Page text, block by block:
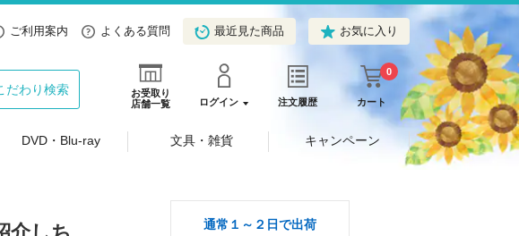
ご利用案内 よくある質問 最近見た商品 お気に入り
お受取り
店舗一覧
ログイン 注文履歴 カート
0
だわり検索
DVD・Blu-ray 文具・雑貨 キャンペーン
通常１～２日で出荷